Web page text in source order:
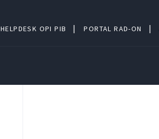
HELPDESK OPI PIB PORTAL RAD-ON